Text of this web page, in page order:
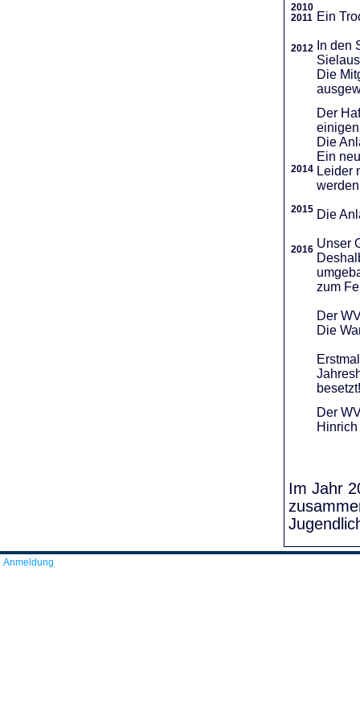
2010
2011
2012
2014
2015
2016
Ein
In den
Die
Der
Die
Ein
Leider
Die
Unser
zum
Der
Die
besetzt!
Der
Im Jahr
Anmeldung